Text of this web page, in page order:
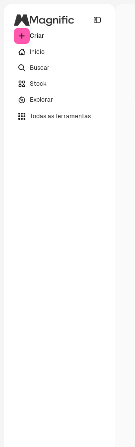
Criar
Início
Buscar
Stock
Explorar
Todas as ferramentas